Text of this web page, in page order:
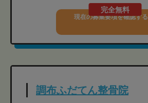
完全無料
現在の募集要項を確認する
調布ふだてん整骨院